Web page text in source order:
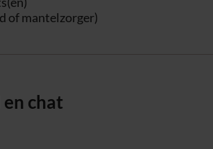
of mantelzorger)
chat